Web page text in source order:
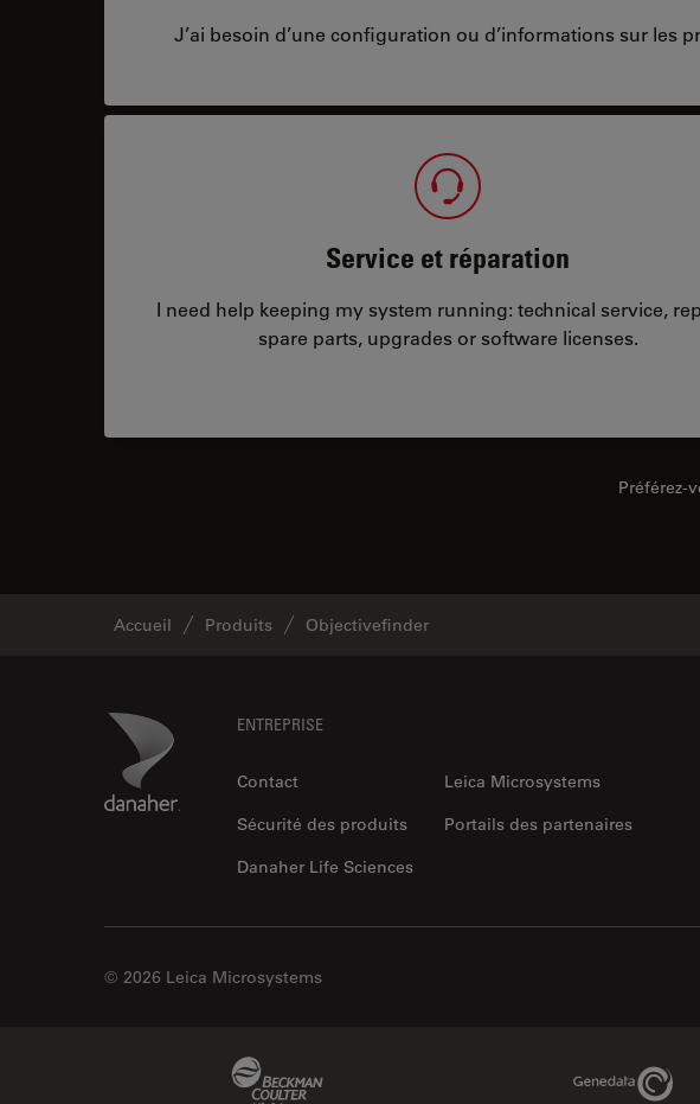
J’ai besoin d’une configuration ou d’informations sur les
Service et réparation
I need help keeping my system running: technical service,
spare parts, upgrades or software licenses.
Préférez-
Accueil Produits Objectivefinder
Danaher Logo ENTREPRISE
Contact
Leica Microsystems
Sécurité des produits
Portails des partenaires
Danaher Life Sciences
© 2026 Leica Microsystems